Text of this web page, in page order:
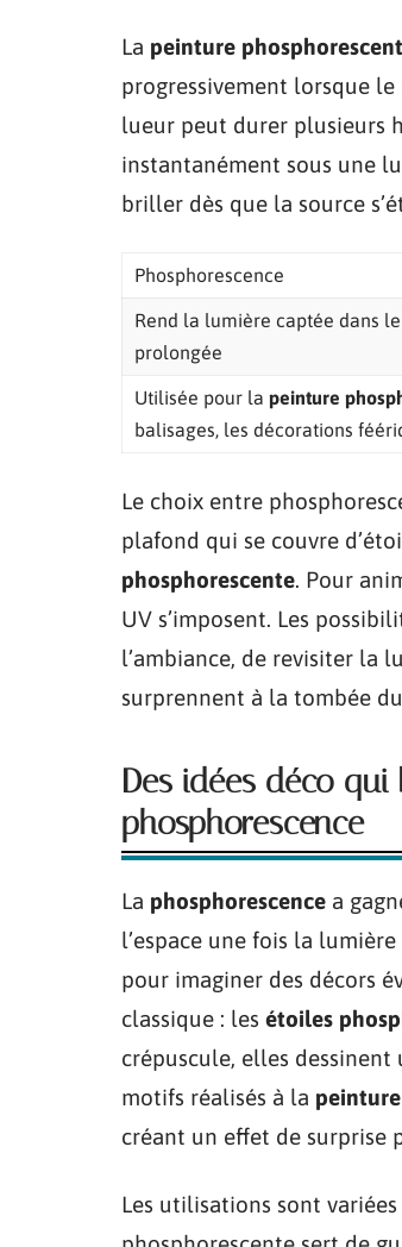
La peinture
progressivement lorsque
lueur peut durer plusieurs
instantanément sous une
briller dès que la source
Phosphorescence
Rend la lumière captée dans
prolongée
Utilisée pour la peinture
balisages, les décorations
Le choix entre
plafond qui se couvre
phosphorescente. Pour
UV s’imposent. Les
l’ambiance, de revisiter la
surprennent à la tombée
Des idées déco
phosphorescence
La phosphorescence a
l’espace une fois la
pour imaginer des décors
classique : les étoiles
crépuscule, elles dessinent
motifs réalisés à la
créant un effet de surprise
Les utilisations sont